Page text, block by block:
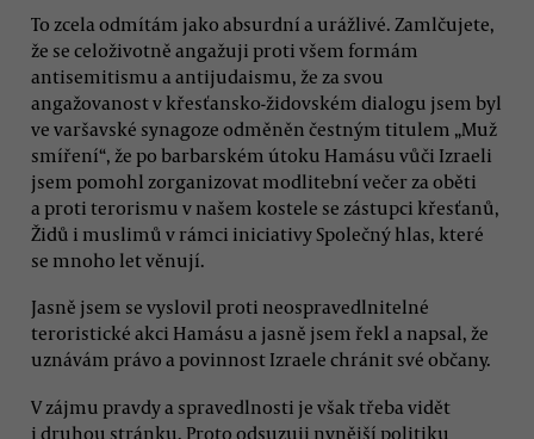
To zcela odmítám jako absurdní a urážlivé. Zamlčujete,
že se celoživotně angažuji proti všem formám
antisemitismu a antijudaismu, že za svou
angažovanost v křesťansko-židovském dialogu jsem byl
ve varšavské synagoze odměněn čestným titulem „Muž
smíření“, že po barbarském útoku Hamásu vůči Izraeli
jsem pomohl zorganizovat modlitební večer za oběti
a proti terorismu v našem kostele se zástupci křesťanů,
Židů i muslimů v rámci iniciativy Společný hlas, které
se mnoho let věnují.
Jasně jsem se vyslovil proti neospravedlnitelné
teroristické akci Hamásu a jasně jsem řekl a napsal, že
uznávám právo a povinnost Izraele chránit své občany.
V zájmu pravdy a spravedlnosti je však třeba vidět
i druhou stránku. Proto odsuzuji nynější politiku